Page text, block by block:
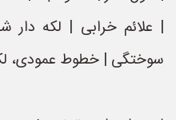
| علائم خرابی | لکه
سوختگی | خطوط عمودی،